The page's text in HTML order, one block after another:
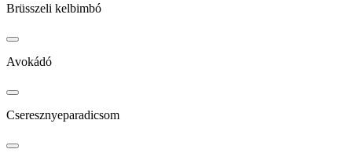
Brüsszeli kelbimbó
Avokádó
Cseresznyeparadicsom